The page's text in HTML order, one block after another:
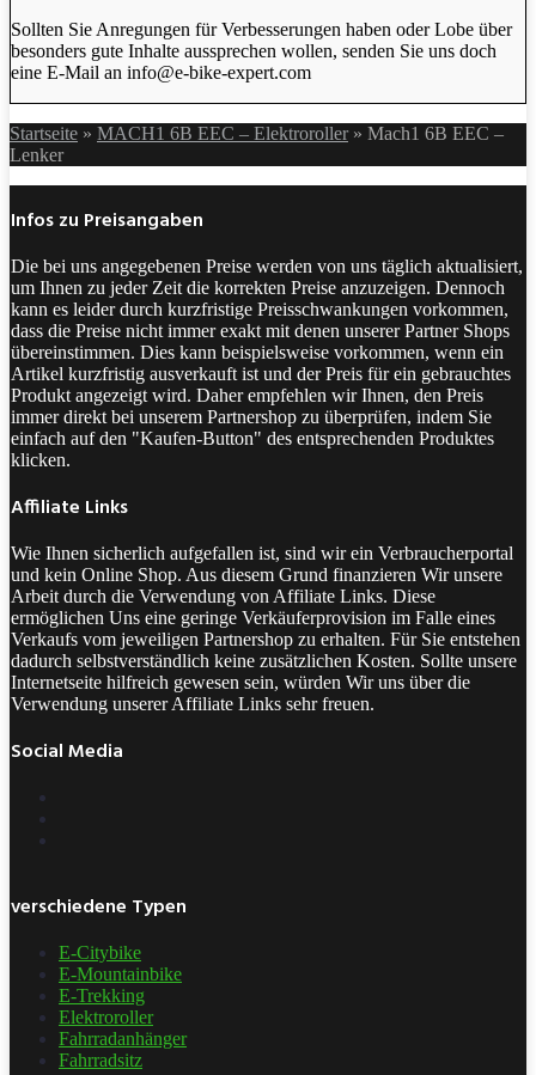
Sollten Sie Anregungen für Verbesserungen haben oder Lobe über
besonders gute Inhalte aussprechen wollen, senden Sie uns doch
eine E-Mail an info@e-bike-expert.com
Startseite » MACH1 6B EEC – Elektroroller» Mach1 6B EEC –
Lenker
Infos zu Preisangaben
Die bei uns angegebenen Preise werden von uns täglich aktualisiert,
um Ihnen zu jeder Zeit die korrekten Preise anzuzeigen. Dennoch
kann es leider durch kurzfristige Preisschwankungen vorkommen,
dass die Preise nicht immer exakt mit denen unserer Partner Shops
übereinstimmen. Dies kann beispielsweise vorkommen, wenn ein
Artikel kurzfristig ausverkauft ist und der Preis für ein gebrauchtes
Produkt angezeigt wird. Daher empfehlen wir Ihnen, den Preis
immer direkt bei unserem Partnershop zu überprüfen, indem Sie
einfach auf den "Kaufen-Button" des entsprechenden Produktes
klicken.
Affiliate Links
Wie Ihnen sicherlich aufgefallen ist, sind wir ein Verbraucherportal
und kein Online Shop. Aus diesem Grund finanzieren Wir unsere
Arbeit durch die Verwendung von Affiliate Links. Diese
ermöglichen Uns eine geringe Verkäuferprovision im Falle eines
Verkaufs vom jeweiligen Partnershop zu erhalten. Für Sie entstehen
dadurch selbstverständlich keine zusätzlichen Kosten. Sollte unsere
Internetseite hilfreich gewesen sein, würden Wir uns über die
Verwendung unserer Affiliate Links sehr freuen.
Social Media
verschiedene Typen
E-Citybike
E-Mountainbike
E-Trekking
Elektroroller
Fahrradanhänger
Fahrradsitz